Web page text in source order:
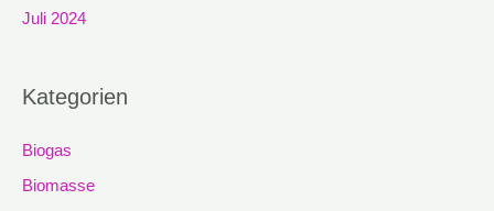
Juli 2024
Kategorien
Biogas
Biomasse